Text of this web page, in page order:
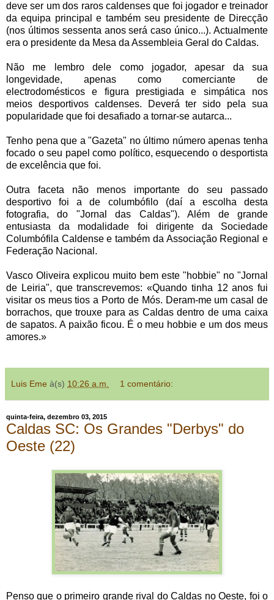
deve ser um dos raros caldenses que foi jogador e treinador
da equipa principal e também seu presidente de Direcção
(nos últimos sessenta anos será caso único...). Actualmente
era o presidente da Mesa da Assembleia Geral do Caldas.
Não me lembro dele como jogador, apesar da sua
longevidade, apenas como comerciante de
electrodomésticos e figura prestigiada e simpática nos
meios desportivos caldenses. Deverá ter sido pela sua
popularidade que foi desafiado a tornar-se autarca...
Tenho pena que a "Gazeta" no último número apenas tenha
focado o seu papel como político, esquecendo o desportista
de excelência que foi.
Outra faceta não menos importante do seu passado
desportivo foi a de columbófilo (daí a escolha desta
fotografia, do "Jornal das Caldas"). Além de grande
entusiasta da modalidade foi dirigente da Sociedade
Columbófila Caldense e também da Associação Regional e
Federação Nacional.
Vasco Oliveira explicou muito bem este "hobbie" no "Jornal
de Leiria", que transcrevemos: «Quando tinha 12 anos fui
visitar os meus tios a Porto de Mós. Deram-me um casal de
borrachos, que trouxe para as Caldas dentro de uma caixa
de sapatos. A paixão ficou. É o meu hobbie e um dos meus
amores.»
Luis Eme à(s) 10:26 a.m. 1 comentário:
quinta-feira, dezembro 03, 2015
Caldas SC: Os Grandes "Derbys" do
Oeste (22)
Penso que o primeiro grande rival do Caldas no Oeste, foi o